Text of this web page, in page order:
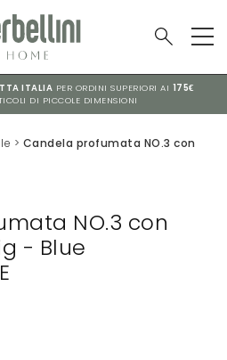
ITALIA PER ORDINI SUPERIORI AI 175€
DI PICCOLE DIMENSIONI
> Candela profumata NO.3 con
NO.3 con
- Blue